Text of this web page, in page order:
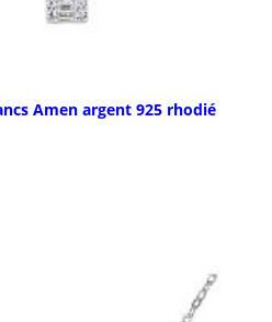
Amen argent 925 rhodié